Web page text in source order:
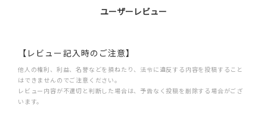
ユーザーレビュー
【レビュー記入時のご注意】
他人の権利、利益、名誉などを損ねたり、法令に違反する内容を投稿すること
はできませんのでご注意ください。
レビュー内容が不適切と判断した場合は、予告なく投稿を削除する場合がござ
います。